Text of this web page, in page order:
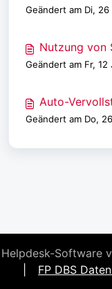
Geändert am Di,
Nutzung von
Geändert am Fr, 12
Auto-
Geändert am Do,
Helpdesk-Software
FP DBS